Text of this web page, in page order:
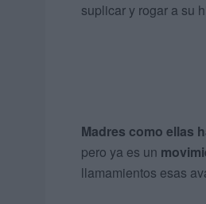
suplicar y rogar a su
Madres como ellas
pero ya es un
llamamientos esas